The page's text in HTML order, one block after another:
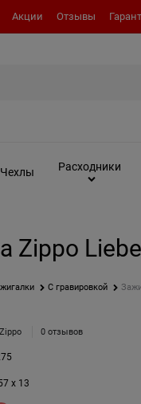
Акции Отзывы
Чехлы Расходники
Zippo
С гравировкой
Zippo 0 отзывов
x 13